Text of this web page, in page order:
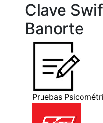
Clave
Banorte